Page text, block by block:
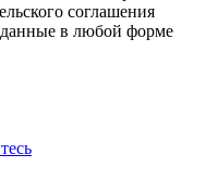
соглашения
данные в любой форме